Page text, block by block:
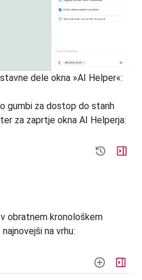
dele okna »AI Helper«:
gumbi za dostop do starih
za zaprtje okna AI Helperja:
obratnem kronološkem
na vrhu: